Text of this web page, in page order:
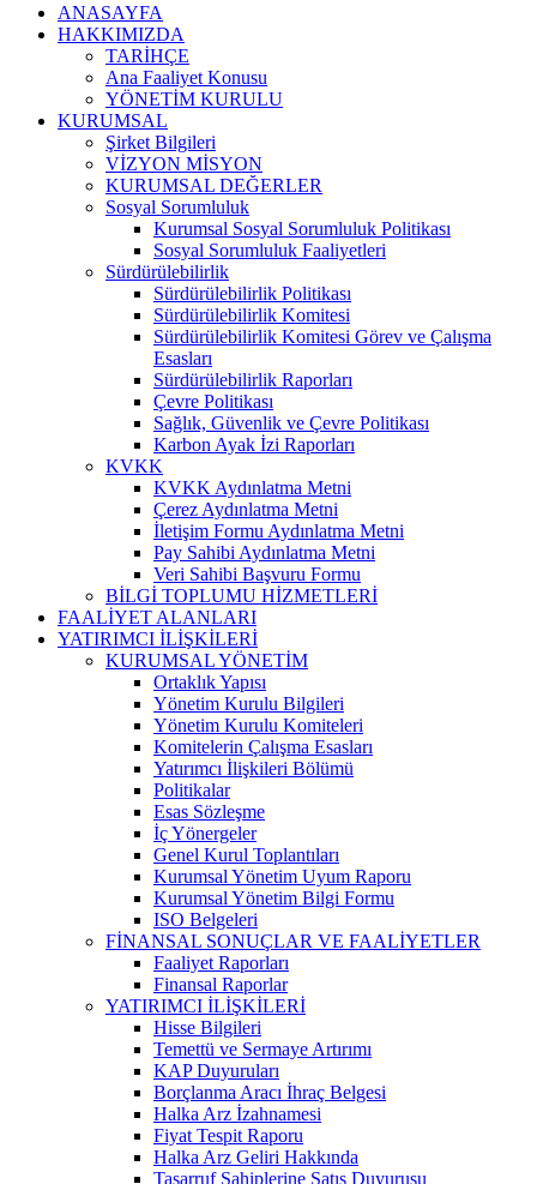
ANASAYFA
HAKKIMIZDA
TARİHÇE
Ana Faaliyet Konusu
YÖNETİM KURULU
KURUMSAL
Şirket Bilgileri
VİZYON MİSYON
KURUMSAL DEĞERLER
Sosyal Sorumluluk
Kurumsal Sosyal Sorumluluk Politikası
Sosyal Sorumluluk Faaliyetleri
Sürdürülebilirlik
Sürdürülebilirlik Politikası
Sürdürülebilirlik Komitesi
Sürdürülebilirlik Komitesi Görev ve Çalışma
Esasları
Sürdürülebilirlik Raporları
Çevre Politikası
Sağlık, Güvenlik ve Çevre Politikası
Karbon Ayak İzi Raporları
KVKK
KVKK Aydınlatma Metni
Çerez Aydınlatma Metni
İletişim Formu Aydınlatma Metni
Pay Sahibi Aydınlatma Metni
Veri Sahibi Başvuru Formu
BİLGİ TOPLUMU HİZMETLERİ
FAALİYET ALANLARI
YATIRIMCI İLİŞKİLERİ
KURUMSAL YÖNETİM
Ortaklık Yapısı
Yönetim Kurulu Bilgileri
Yönetim Kurulu Komiteleri
Komitelerin Çalışma Esasları
Yatırımcı İlişkileri Bölümü
Politikalar
Esas Sözleşme
İç Yönergeler
Genel Kurul Toplantıları
Kurumsal Yönetim Uyum Raporu
Kurumsal Yönetim Bilgi Formu
ISO Belgeleri
FİNANSAL SONUÇLAR VE FAALİYETLER
Faaliyet Raporları
Finansal Raporlar
YATIRIMCI İLİŞKİLERİ
Hisse Bilgileri
Temettü ve Sermaye Artırımı
KAP Duyuruları
Borçlanma Aracı İhraç Belgesi
Halka Arz İzahnamesi
Fiyat Tespit Raporu
Halka Arz Geliri Hakkında
Tasarruf Sahiplerine Satış Duyurusu